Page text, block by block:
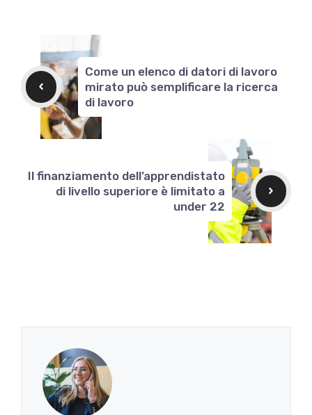
Come un elenco di datori di lavoro
mirato può semplificare la ricerca
di lavoro
Il finanziamento dell’apprendistato
di livello superiore è limitato a
under 22